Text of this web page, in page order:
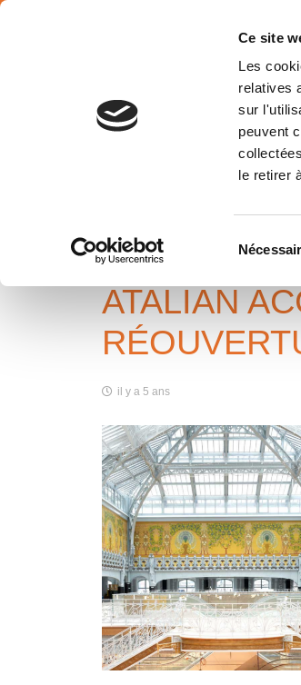
Ce site
Les
relatives
sur
peuvent
le retirer
ATALIAN
ATALIAN
il y a 5 ans